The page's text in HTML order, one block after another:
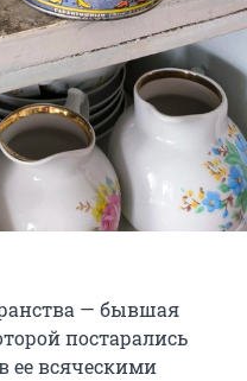
— бывшая
постарались
ее всяческими